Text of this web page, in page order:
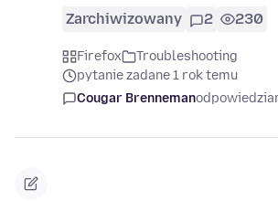
Zarchiwizowany 2 230
Firefox
Troubleshooting
pytanie zadane 1 rok temu
Cougar Brenneman